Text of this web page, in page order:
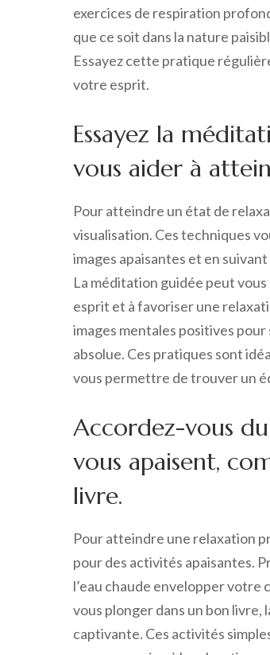
exercices de respiration
que ce soit dans la nature
Essayez cette pratique
votre esprit.
Essayez la
vous aider à
Pour atteindre un état de
visualisation. Ces techniques
images apaisantes et en
La méditation guidée peut
esprit et à favoriser une
images mentales positives
absolue. Ces pratiques sont
vous permettre de trouver un
Accordez-vous
vous apaisent,
livre.
Pour atteindre une relaxation
pour des activités apaisantes.
l’eau chaude envelopper votre
vous plonger dans un bon livre,
captivante. Ces activités